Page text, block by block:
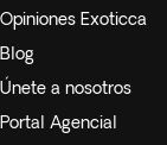
Opiniones Exoticca
Blog
Únete a nosotros
Portal Agencial